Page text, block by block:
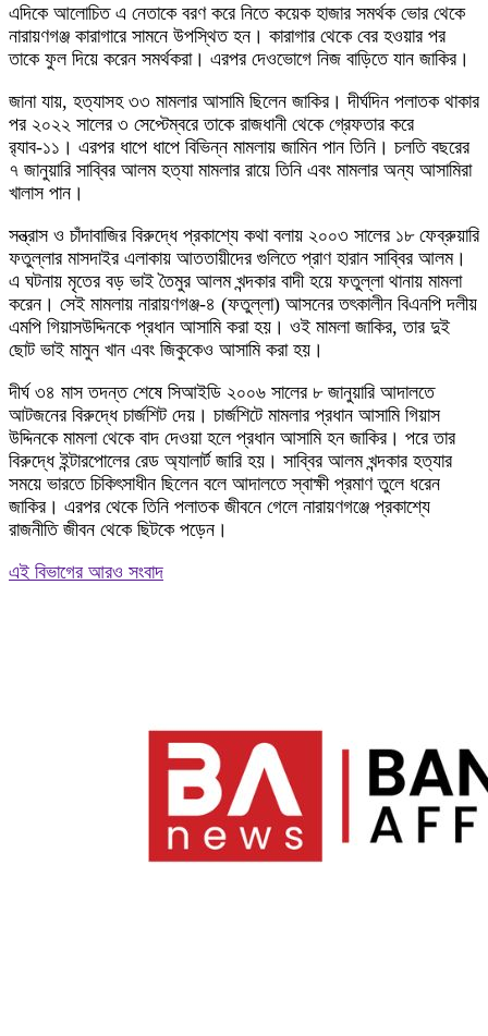
এদিকে আলোচিত এ নেতাকে বরণ করে নিতে কয়েক হাজার সমর্থক ভোর থেকে
নারায়ণগঞ্জ কারাগারে সামনে উপস্থিত হন। কারাগার থেকে বের হওয়ার পর
তাকে ফুল দিয়ে করেন সমর্থকরা। এরপর দেওভোগে নিজ বাড়িতে যান জাকির।
জানা যায়, হত্যাসহ ৩৩ মামলার আসামি ছিলেন জাকির। দীর্ঘদিন পলাতক থাকার
পর ২০২২ সালের ৩ সেপ্টেম্বরে তাকে রাজধানী থেকে গ্রেফতার করে
র‌্যাব-১১। এরপর ধাপে ধাপে বিভিন্ন মামলায় জামিন পান তিনি। চলতি বছরের
৭ জানুয়ারি সাব্বির আলম হত্যা মামলার রায়ে তিনি এবং মামলার অন্য আসামিরা
খালাস পান।
সন্ত্রাস ও চাঁদাবাজির বিরুদ্ধে প্রকাশ্যে কথা বলায় ২০০৩ সালের ১৮ ফেব্রুয়ারি
ফতুল্লার মাসদাইর এলাকায় আততায়ীদের গুলিতে প্রাণ হারান সাব্বির আলম।
এ ঘটনায় মৃতের বড় ভাই তৈমুর আলম খন্দকার বাদী হয়ে ফতুল্লা থানায় মামলা
করেন। সেই মামলায় নারায়ণগঞ্জ-৪ (ফতুল্লা) আসনের তৎকালীন বিএনপি দলীয়
এমপি গিয়াসউদ্দিনকে প্রধান আসামি করা হয়। ওই মামলা জাকির, তার দুই
ছোট ভাই মামুন খান এবং জিকুকেও আসামি করা হয়।
দীর্ঘ ৩৪ মাস তদন্ত শেষে সিআইডি ২০০৬ সালের ৮ জানুয়ারি আদালতে
আটজনের বিরুদ্ধে চার্জশিট দেয়। চার্জশিটে মামলার প্রধান আসামি গিয়াস
উদ্দিনকে মামলা থেকে বাদ দেওয়া হলে প্রধান আসামি হন জাকির। পরে তার
বিরুদ্ধে ইন্টারপোলের রেড অ্যালার্ট জারি হয়। সাব্বির আলম খন্দকার হত্যার
সময়ে ভারতে চিকিৎসাধীন ছিলেন বলে আদালতে স্বাক্ষী প্রমাণ তুলে ধরেন
জাকির। এরপর থেকে তিনি পলাতক জীবনে গেলে নারায়ণগঞ্জে প্রকাশ্যে
রাজনীতি জীবন থেকে ছিটকে পড়েন।
এই বিভাগের আরও সংবাদ